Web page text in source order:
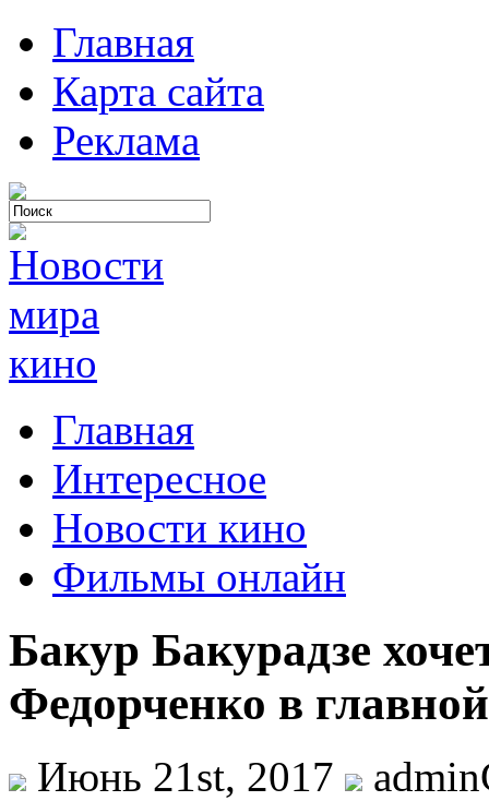
Главная
Карта сайта
Реклама
Главная
Интересное
Новости кино
Фильмы онлайн
Бакур Бакурадзе
Федорченко в
Июнь 21st, 2017